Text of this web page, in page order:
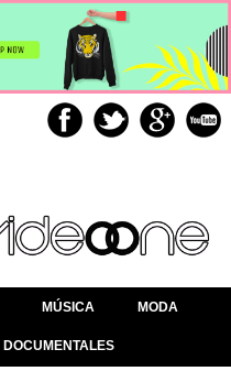
MÚSICA MODA
DOCUMENTALES